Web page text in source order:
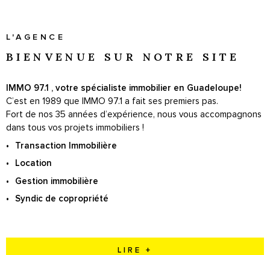
L'AGENCE
BIENVENUE SUR NOTRE SITE
IMMO 97.1 , votre spécialiste immobilier en Guadeloupe!
C’est en 1989 que IMMO 97.1 a fait ses premiers pas.
Fort de nos 35 années d’expérience, nous vous accompagnons
dans tous vos projets immobiliers !
Transaction Immobilière
Location
Gestion immobilière
Syndic de copropriété
LIRE +